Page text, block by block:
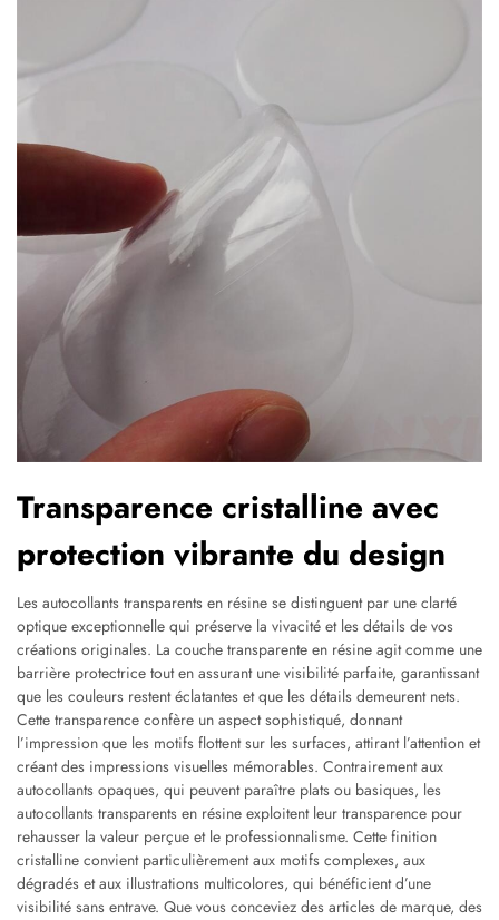
Transparence cristalline avec
protection vibrante du design
Les autocollants transparents en résine se distinguent par une clarté
optique exceptionnelle qui préserve la vivacité et les détails de vos
créations originales. La couche transparente en résine agit comme une
barrière protectrice tout en assurant une visibilité parfaite, garantissant
que les couleurs restent éclatantes et que les détails demeurent nets.
Cette transparence confère un aspect sophistiqué, donnant
l’impression que les motifs flottent sur les surfaces, attirant l’attention et
créant des impressions visuelles mémorables. Contrairement aux
autocollants opaques, qui peuvent paraître plats ou basiques, les
autocollants transparents en résine exploitent leur transparence pour
rehausser la valeur perçue et le professionnalisme. Cette finition
cristalline convient particulièrement aux motifs complexes, aux
dégradés et aux illustrations multicolores, qui bénéficient d’une
visibilité sans entrave. Que vous conceviez des articles de marque, des